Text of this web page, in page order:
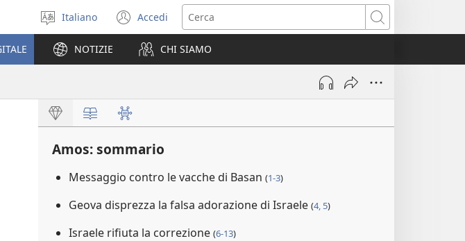
Seleziona
la
lingua
Italiano Accedi
(apre
una
nuova
finestra)
Cerca
NOTIZIE CHI SIAMO
Amos: sommario
Messaggio contro le vacche di Basan (1-3)
Geova disprezza la falsa adorazione di Israele (4, 5)
Israele rifiuta la correzione (6-13)